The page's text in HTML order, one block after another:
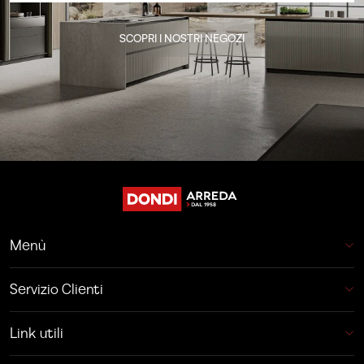
SCOPRI I NOSTRI NEGOZI
Menù
Servizio Clienti
Link utili